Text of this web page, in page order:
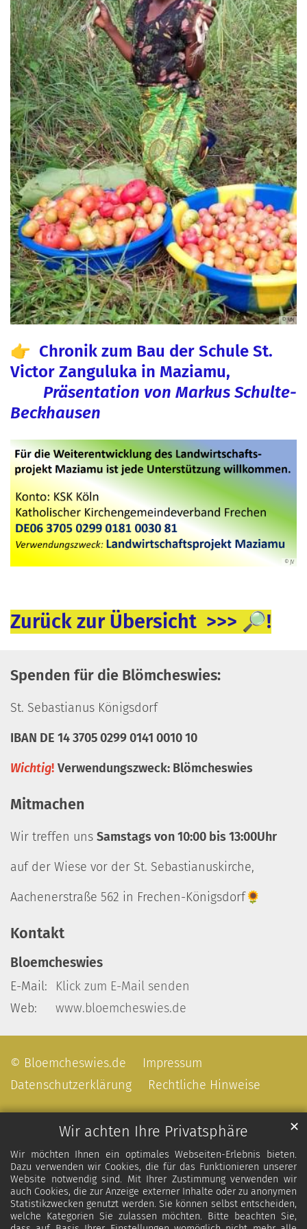
Wir achten Ihre Privatsphäre
Wir möchten Ihnen ein optimales Webseiten-Erlebnis bieten.
Dazu verwenden wir Cookies, die für das Funktionieren unserer
Website notwendig sind. Mit Ihrer Zustimmung verwenden wir
auch Cookies, die zur Anzeige externer Inhalte oder zu anonymen
Statistikzwecken genutzt werden. Sie können selbst entscheiden,
welche Kategorien Sie zulassen möchten. Bitte beachten Sie,
✕
© NN
© NN
© NN
© NN
👉 Chronik zum Bau der Schule St.
Victor Zanguluka in Maziamu,
Präsentation von Markus Schulte-
Beckhausen
© JV
Zurück zur Übersicht >>> 🔎!
Spenden für die Blömcheswies:
St. Sebastianus Königsdorf
IBAN DE 14 3705 0299 0141 0010 10
Wichtig! Verwendungszweck: Blömcheswies
Mitmachen
Wir treffen uns Samstags von 10:00 bis 13:00Uhr
auf der Wiese vor der St. Sebastianuskirche,
Aachenerstraße 562 in Frechen-Königsdorf🌻
Kontakt
Bloemcheswies
E-Mail:
Klick zum E-Mail senden
Web:
www.bloemcheswies.de
© Bloemcheswies.de
Impressum
Datenschutzerklärung
Rechtliche Hinweise